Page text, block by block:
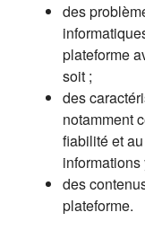
des
plateforme
soit ;
des
notamment
fiabilité et
des
plateforme.